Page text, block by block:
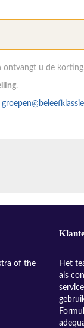
ontvangt u de
.
of the
Het
als